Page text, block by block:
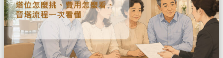
麼
選？
塔